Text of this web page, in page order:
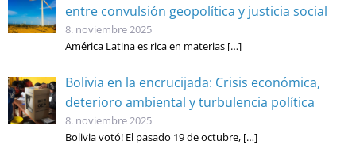
entre convulsión geopolítica y justicia social
8. noviembre 2025
América Latina es rica en materias […]
Bolivia en la encrucijada: Crisis económica,
deterioro ambiental y turbulencia política
8. noviembre 2025
Bolivia votó! El pasado 19 de octubre, […]